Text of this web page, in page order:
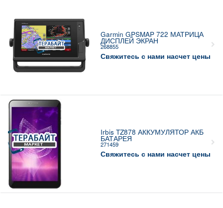
Garmin GPSMAP 722 МАТРИЦА
ДИСПЛЕЙ ЭКРАН
268855
Свяжитесь с нами насчет цены
Irbis TZ878 АККУМУЛЯТОР АКБ
БАТАРЕЯ
271459
Свяжитесь с нами насчет цены